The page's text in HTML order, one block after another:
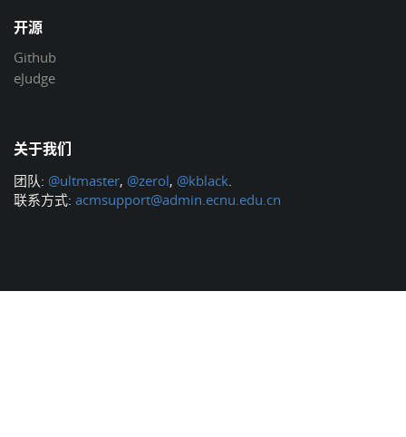
开源
Github
eJudge
关于我们
团队: @ultmaster, @zerol, @kblack
联系方式: acmsupport@admin.ecnu.edu.cn